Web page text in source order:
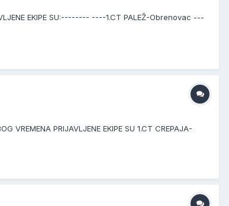
EKIPE SU:-------- ----1.CT PALEŽ-Obrenovac ---
VREMENA PRIJAVLJENE EKIPE SU 1.CT CREPAJA-